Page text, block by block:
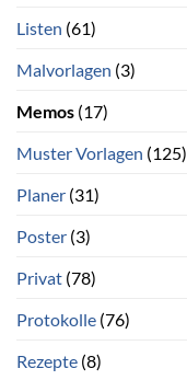
Listen (61)
Malvorlagen (3)
Memos (17)
Muster Vorlagen (125)
Planer (31)
Poster (3)
Privat (78)
Protokolle (76)
Rezepte (8)